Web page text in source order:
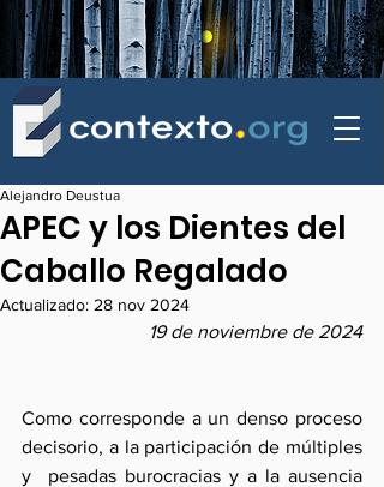
APEC y los Dientes del
Caballo Regalado
Alejandro Deustua
Actualizado: 28 nov 2024
19 de noviembre de 2024
Como corresponde a un denso proceso
decisorio, a la participación de múltiples
y  pesadas burocracias y a la ausencia